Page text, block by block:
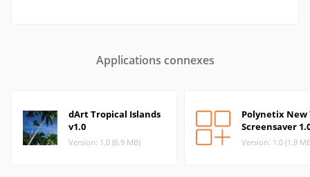
Applications connexes
dArt Tropical Islands
v1.0
Version: 1.0 (6.9 MB)
Polynetix New
Screensaver
Version: 1.0 (1.9